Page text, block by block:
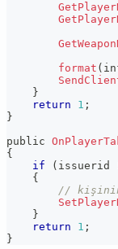
format (
}
return
1 ;
}
public
{
if
( issuerid
{
// kişinin
}
return
1 ;
}